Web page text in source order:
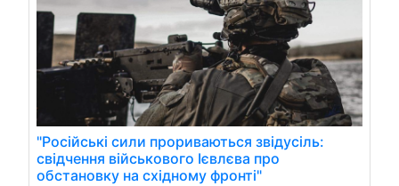
"Російські сили прориваються звідусіль:
свідчення військового Ієвлєва про
обстановку на східному фронті"